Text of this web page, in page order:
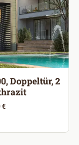
Doppeltür, 2